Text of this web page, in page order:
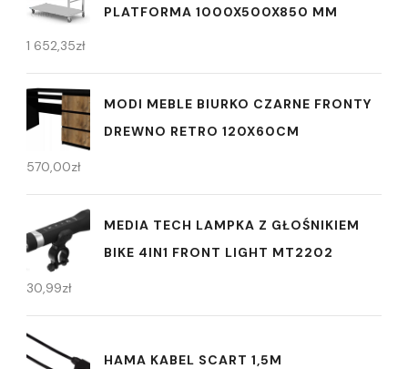
PLATFORMA 1000X500X850 MM
1 652,35zł
MODI MEBLE BIURKO CZARNE FRONTY
DREWNO RETRO 120X60CM
570,00zł
MEDIA TECH LAMPKA Z GŁOŚNIKIEM
BIKE 4IN1 FRONT LIGHT MT2202
30,99zł
HAMA KABEL SCART 1,5M